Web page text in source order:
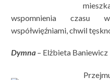
wspomnienia czasu
współwięźniami, chwil
Dymna – Elżbieta Baniewicz